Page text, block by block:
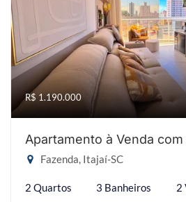
R$ 1.190.000
Apartamento à Venda
Fazenda, Itajaí-SC
2 Quartos 3 Banheiros 2